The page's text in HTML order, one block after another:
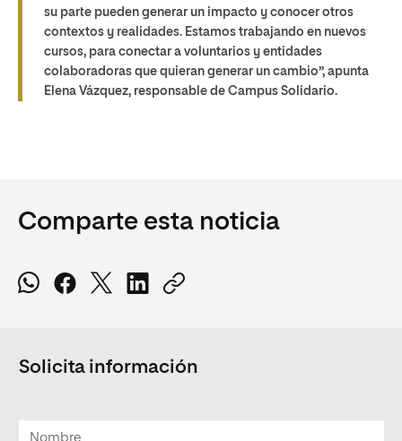
su parte pueden generar un impacto y conocer otros
contextos y realidades. Estamos trabajando en nuevos
cursos, para conectar a voluntarios y entidades
colaboradoras que quieran generar un cambio”, apunta
Elena Vázquez, responsable de Campus Solidario.
Comparte esta noticia
Solicita información